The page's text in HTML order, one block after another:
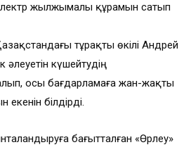
жылжымалы құрамын сатып
тұрақты өкілі Андрей
әлеуетін күшейтудің
осы бағдарламаға жан-жақты
білдірді.
бағытталған «Өрлеу»